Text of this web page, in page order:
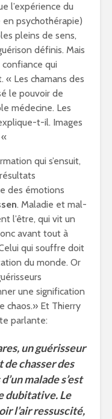
l’expérience du
psychothérapie)
pleins de sens,
définis. Mais
qui
« Les chamans des
le pouvoir de
médecine. Les
t-il. Images
qui s’ensuit,
des émotions
. Maladie et mal-
l’être, qui vit un
avant tout à
qui souffre doit
du monde. Or
une signification
chaos.» Et Thierry
parlante:
un guérisseur
chasser des
malade s’est
dubitative. Le
l’air ressuscité,